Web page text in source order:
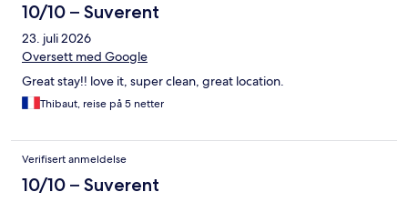
10/10 – Suverent
23. juli 2026
Oversett med Google
Great stay!! love it, super clean, great location.
Thibaut, reise på 5 netter
Verifisert anmeldelse
10/10 – Suverent